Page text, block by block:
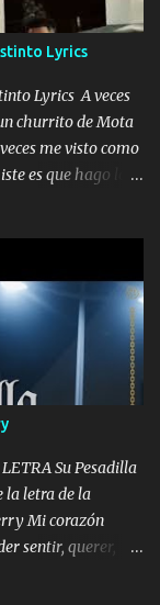
Lyrics
Lyrics A veces
churrito de Mota
me visto como
es que hago lo
mis plebes Música
la cachucha de lado
super o a veces
yo
así soy me mandó
hocicon un
nada falsas
quieren ve...
Su Pesadilla
la letra de la
Mi corazón
sentir, querer,